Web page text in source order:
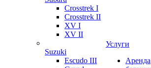
Crosstrek I
Crosstrek II
XV I
XV II
Suzuki
Escudo III
Услуги
Аренда